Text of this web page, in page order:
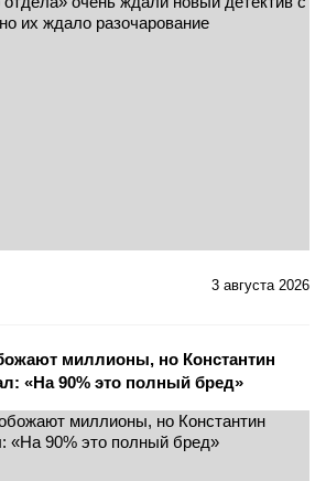
3 августа 2026
миллионы, но Константин
«На 90% это полный бред»